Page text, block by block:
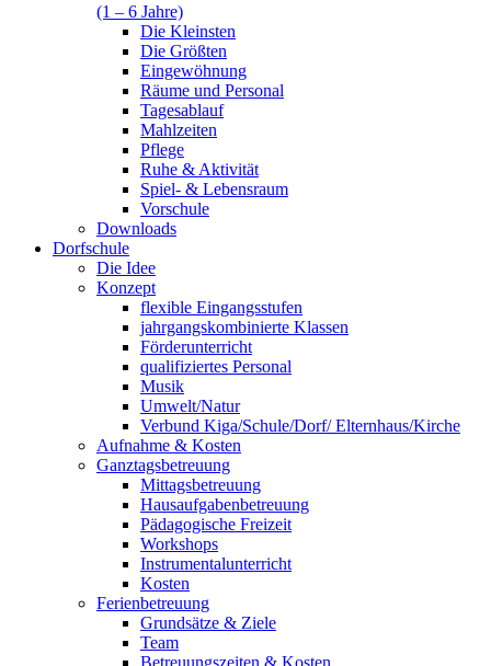
(1 – 6 Jahre)
Die Kleinsten
Die Größten
Eingewöhnung
Räume und Personal
Tagesablauf
Mahlzeiten
Pflege
Ruhe & Aktivität
Spiel- & Lebensraum
Vorschule
Downloads
Dorfschule
Die Idee
Konzept
flexible Eingangsstufen
jahrgangskombinierte Klassen
Förderunterricht
qualifiziertes Personal
Musik
Umwelt/Natur
Verbund Kiga/Schule/Dorf/ Elternhaus/Kirche
Aufnahme & Kosten
Ganztagsbetreuung
Mittagsbetreuung
Hausaufgabenbetreuung
Pädagogische Freizeit
Workshops
Instrumentalunterricht
Kosten
Ferienbetreuung
Grundsätze & Ziele
Team